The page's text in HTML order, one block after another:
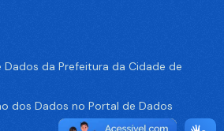
Dados da Prefeitura da Cidade de
dos Dados no Portal de Dados